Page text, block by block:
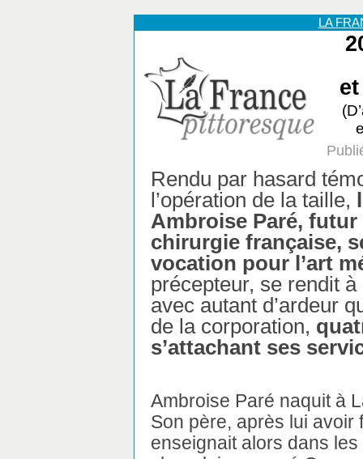
LA
Rendu par hasard
l’opération de la taille,
Ambroise Paré, futur
chirurgie française,
vocation pour l’art
précepteur, se rendit
avec autant d’ardeur
de la corporation,
s’attachant ses
Ambroise Paré naquit à
Son père, après lui avoir
enseignait alors dans